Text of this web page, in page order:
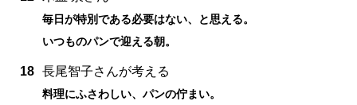
毎日が特別である必要はない、と思える。
いつものパンで迎える朝。
18 長尾智子さんが考える
料理にふさわしい、パンの佇まい。